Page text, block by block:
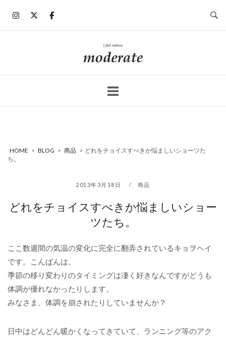
ホ
ー
HOME > BLOG > 商品 > どれをチョイスすべきか悩ましいショーツた
ち。
2013年3月18日 商品
どれをチョイスすべきか悩ましいショー
ツたち。
ここ数週間の気温の変化に完全に翻弄されているキョヲヘイ
です。こんばんは。
季節の移り変わりのタイミングは凄く好きなんですがどうも
体調が優れなかったりします。
みなさま、体調を崩されたりしていませんか？
日中はどんどん暖かくなってきていて、ランニング等のアク